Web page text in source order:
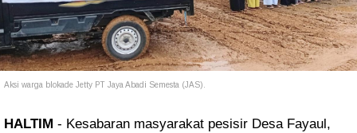
Aksi warga blokade Jetty PT Jaya Abadi Semesta (JAS).
HALTIM - Kesabaran masyarakat pesisir Desa Fayaul,